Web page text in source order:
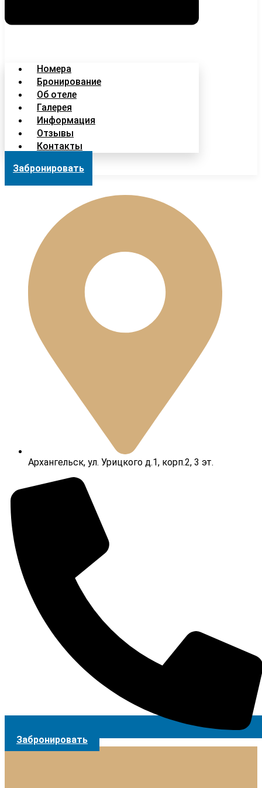
Номера
Бронирование
Об отеле
Галерея
Информация
Отзывы
Контакты
Забронировать
Архангельск, ул. Урицкого д.1, корп.2, 3 эт.
Забронировать